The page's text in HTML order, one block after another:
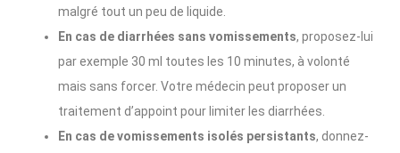
malgré tout un peu de liquide.
En cas de diarrhées sans vomissements, proposez-lui
par exemple 30 ml toutes les 10 minutes, à volonté
mais sans forcer. Votre médecin peut proposer un
traitement d’appoint pour limiter les diarrhées.
En cas de vomissements isolés persistants, donnez-